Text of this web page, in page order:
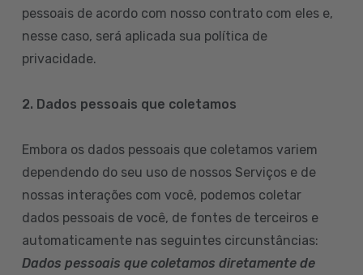
pessoais de acordo com nosso contrato com eles e,
nesse caso, será aplicada sua política de
privacidade.
2. Dados pessoais que coletamos
Embora os dados pessoais que coletamos variem
dependendo do seu uso de nossos Serviços e de
nossas interações com você, podemos coletar
dados pessoais de você, de fontes de terceiros e
automaticamente nas seguintes circunstâncias:
Dados pessoais que coletamos diretamente de